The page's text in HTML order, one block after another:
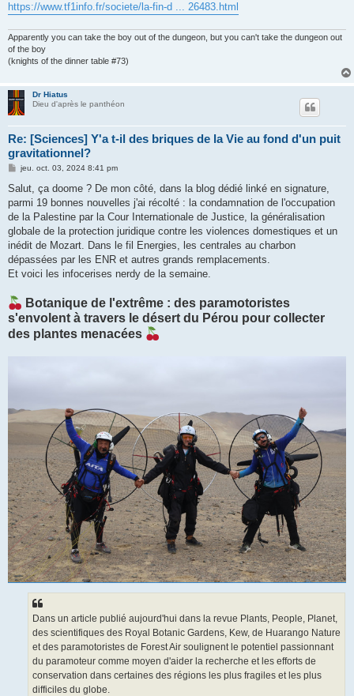
https://www.tf1info.fr/societe/la-fin-d ... 26483.html
Apparently you can take the boy out of the dungeon, but you can't take the dungeon out
of the boy
(knights of the dinner table #73)
Dr Hiatus
Dieu d'après le panthéon
Re: [Sciences] Y'a t-il des briques de la Vie au fond d'un puit
gravitationnel?
M
s
a
g
jeu. oct. 03, 2024 8:41 pm
Salut, ça doome ? De mon côté, dans la blog dédié linké en signature,
parmi 19 bonnes nouvelles j'ai récolté : la condamnation de l'occupation
de la Palestine par la Cour Internationale de Justice, la généralisation
globale de la protection juridique contre les violences domestiques et un
inédit de Mozart. Dans le fil Energies, les centrales au charbon
dépassées par les ENR et autres grands remplacements.
Et voici les infocerises nerdy de la semaine.
Botanique de l'extrême : des paramotoristes
s'envolent à travers le désert du Pérou pour collecter
des plantes menacées
Dans un article publié aujourd'hui dans la revue Plants, People, Planet,
des scientifiques des Royal Botanic Gardens, Kew, de Huarango Nature
et des paramotoristes de Forest Air soulignent le potentiel passionnant
du paramoteur comme moyen d'aider la recherche et les efforts de
conservation dans certaines des régions les plus fragiles et les plus
difficiles du globe.